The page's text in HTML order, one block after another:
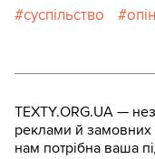
суспільство
TEXTY.ORG.UA —
реклами й замовних
нам потрібна ваша